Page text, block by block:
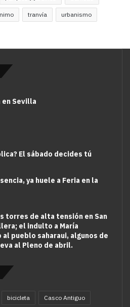
tranvía urbanismo
en Sevilla
El sábado decides tú
ya huele a Feria en la
torres de alta tensión en San
el indulto a María
al pueblo saharaui, algunos de
al Pleno de abril.
bicicleta Casco Antiguo